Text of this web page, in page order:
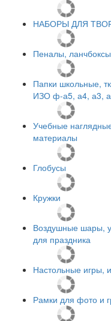
НАБОРЫ ДЛЯ
Пеналы,
Папки школьные,
ИЗО ф-а5, а4, а3,
Учебные
материалы
Глобусы
Кружки
Воздушные шары,
для праздника
Настольные игры,
Рамки для фото и